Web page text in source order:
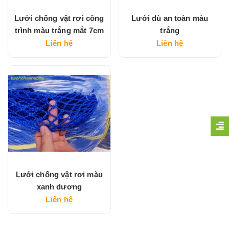
Lưới chống vật rơi công
trình màu trắng mắt 7cm
Liên hệ
Lưới dù an toàn màu
trắng
Liên hệ
Lưới chống vật rơi màu
xanh dương
Liên hệ